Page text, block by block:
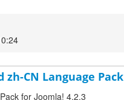
CN Language
for Joomla! 4.2.3